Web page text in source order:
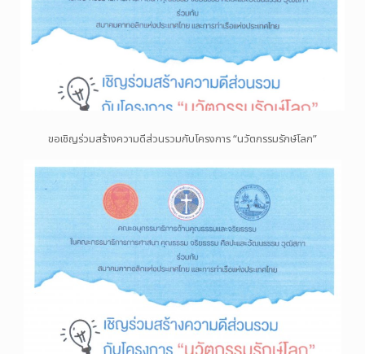
ขอเชิญร่วมสร้างความดีส่วนรวมกับโครงการ “นวัตกรรมรักษ์โลก”